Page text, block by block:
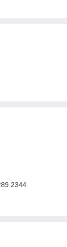
2344